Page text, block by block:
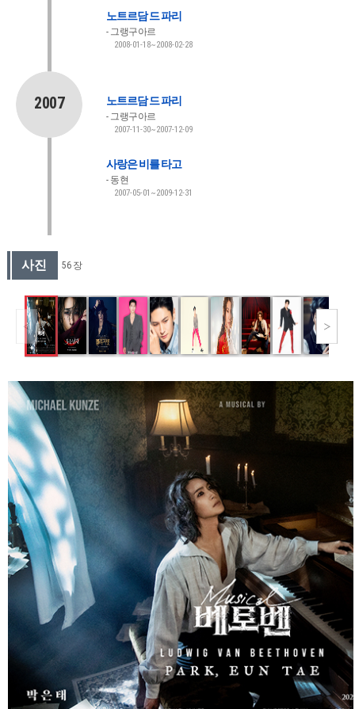
노트르담 드 파리
그랭구아르
2008-01-18~2008-02-28
2007 노트르담 드 파리
그랭구아르
2007-11-30~2007-12-09
사랑은 비를 타고
동현
2007-05-01~2009-12-31
사진 56 장